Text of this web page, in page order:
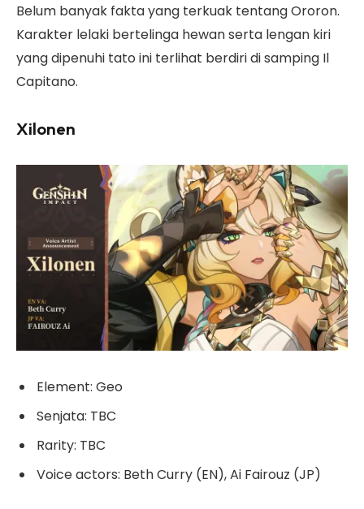
Belum banyak fakta yang terkuak tentang Ororon.
Karakter lelaki bertelinga hewan serta lengan kiri
yang dipenuhi tato ini terlihat berdiri di samping Il
Capitano.
Xilonen
Element: Geo
Senjata: TBC
Rarity: TBC
Voice actors: Beth Curry (EN), Ai Fairouz (JP)